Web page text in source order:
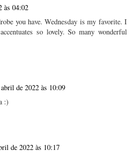
às 04:02
you have. Wednesday is my favorite. I
so lovely. So many wonderful
de 2022 às 10:09
:)
de 2022 às 10:17